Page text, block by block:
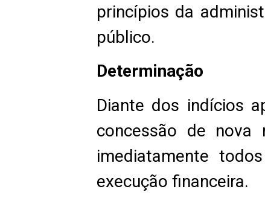
princípios da
público.
Determinação
Diante dos indícios
concessão de nova
imediatamente
execução financeira.